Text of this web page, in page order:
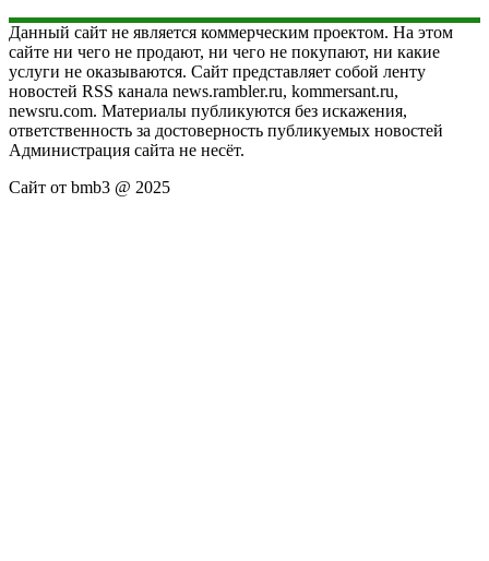
Данный сайт не является коммерческим проектом. На этом
сайте ни чего не продают, ни чего не покупают, ни какие
услуги не оказываются. Сайт представляет собой ленту
новостей RSS канала news.rambler.ru, kommersant.ru,
newsru.com. Материалы публикуются без искажения,
ответственность за достоверность публикуемых новостей
Администрация сайта не несёт.
Сайт от bmb3 @ 2025